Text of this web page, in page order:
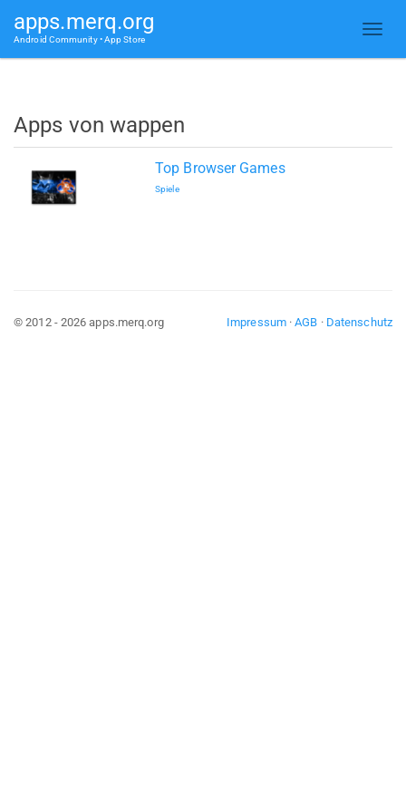
apps.merq.org
Android Community • App Store
Apps von wappen
Top Browser Games
Spiele
Impressum·AGB · Datenschutz
© 2012 - 2026 apps.merq.org